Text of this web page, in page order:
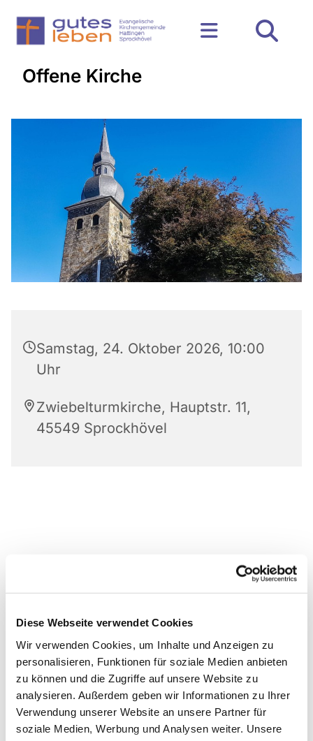
Diese Webseite verwendet Cookies
Wir verwenden Cookies, um Inhalte und Anzeigen zu
personalisieren, Funktionen für soziale Medien anbieten
zu können und die Zugriffe auf unsere Website zu
analysieren. Außerdem geben wir Informationen zu Ihrer
Verwendung unserer Website an unsere Partner für
soziale Medien, Werbung und Analysen weiter. Unsere
Offene Kirche
Samstag, 24. Oktober 2026, 10:00
Uhr
Zwiebelturmkirche, Hauptstr. 11,
45549 Sprockhövel